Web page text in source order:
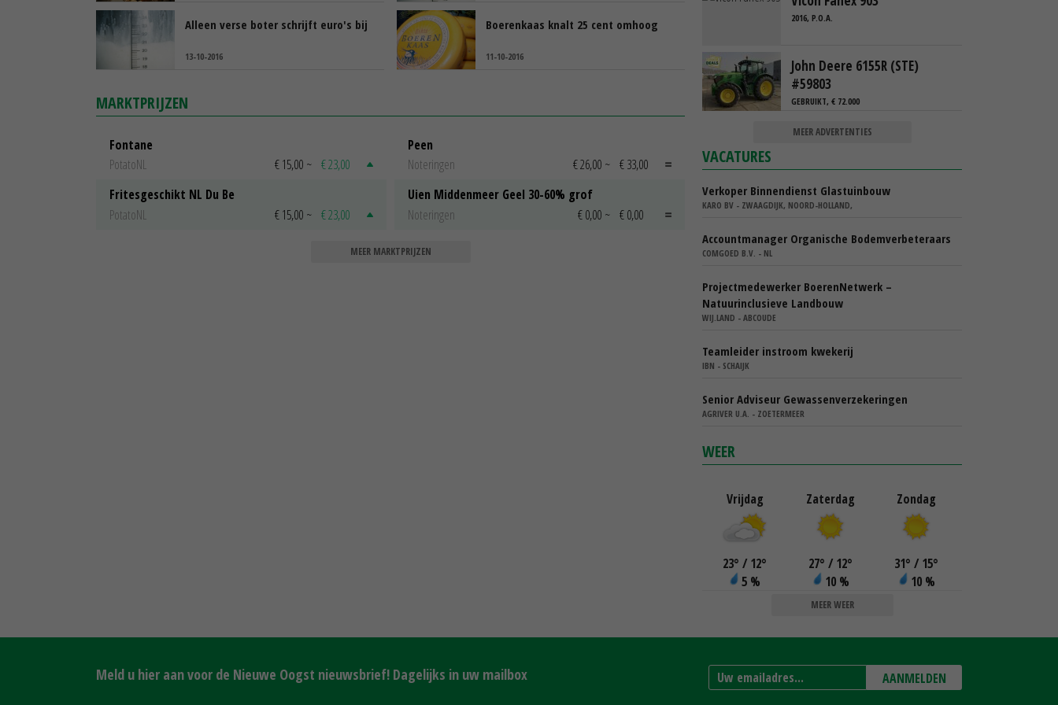
Alleen verse boter schrijft euro's bij
13-10-2016
Boerenkaas knalt 25 cent omhoog
11-10-2016
MARKTPRIJZEN
Fontane
PotatoNL
€ 15,00 ~ € 23,00
Fritesgeschikt NL Du Be
PotatoNL
€ 15,00 ~ € 23,00
Peen
Noteringen
€ 26,00 ~ € 33,00
Uien Middenmeer Geel 30-60% grof
Noteringen
€ 0,00 ~ € 0,00
MEER MARKTPRIJZEN
2016, P.O.A.
John Deere 6155R (STE)
#59803
GEBRUIKT, € 72.000
MEER ADVERTENTIES
VACATURES
Verkoper Binnendienst Glastuinbouw
KARO BV - ZWAAGDIJK, NOORD-HOLLAND,
Accountmanager Organische Bodemverbeteraars
COMGOED B.V. - NL
Projectmedewerker BoerenNetwerk –
Natuurinclusieve Landbouw
WIJ.LAND - ABCOUDE
Teamleider instroom kwekerij
IBN - SCHAIJK
Senior Adviseur Gewassenverzekeringen
AGRIVER U.A. - ZOETERMEER
WEER
Vrijdag
23° / 12°
5 %
Zaterdag
27° / 12°
10 %
Zondag
31° / 15°
10 %
MEER WEER
Meld u hier aan voor de Nieuwe Oogst nieuwsbrief! Dagelijks in uw mailbox AANMELDEN